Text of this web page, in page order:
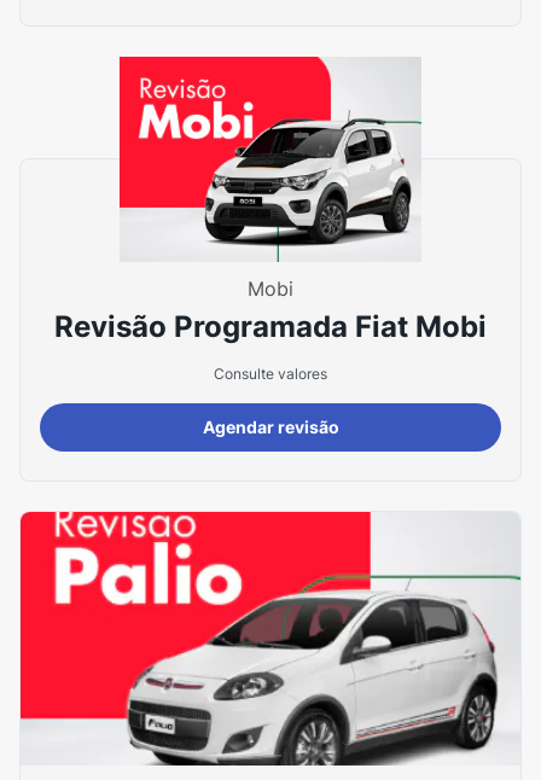
Mobi
Revisão Programada Fiat Mobi
Consulte valores
Agendar revisão